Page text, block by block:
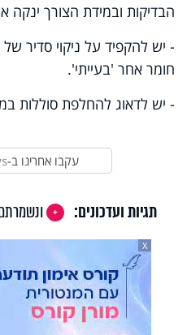
הבדיקות ובמידת הצורך ינקה
- יש להקפיד על ניקוי סדיר
חומר אחר 'בעייתי'.
- יש לדאוג להחלפת סוללות
עקבו אחרינו ב-
תגיות ועדכונים:
X